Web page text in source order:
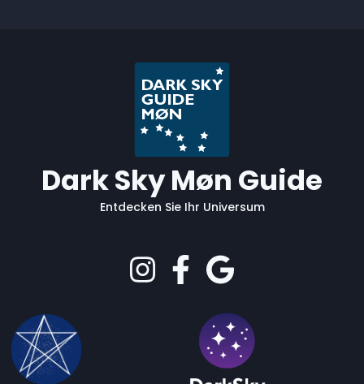
Dark Sky Møn Guide
Entdecken Sie Ihr Universum